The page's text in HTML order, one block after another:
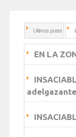
Ultimos posts
EN LA
adelgazante